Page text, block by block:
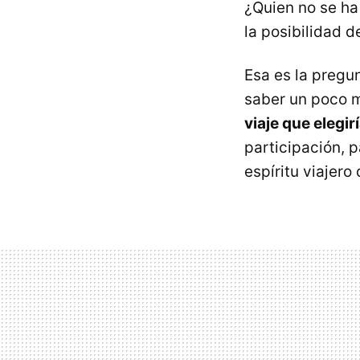
¿Quien no se
la posibilidad
Esa es la
saber un poco
viaje que
participación,
espíritu viajero